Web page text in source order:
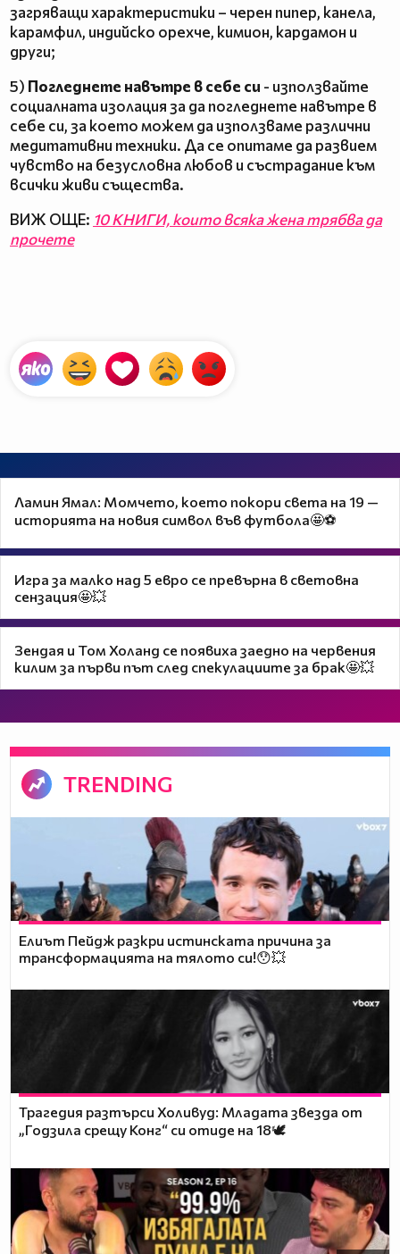
загряващи характеристики – черен пипер, канела,
карамфил, индийско орехче, кимион, кардамон и
други;
5) Погледнете навътре в себе си - използвайте
социалната изолация за да погледнете навътре в
себе си, за което можем да използваме различни
медитативни техники. Да се опитаме да развием
чувство на безусловна любов и състрадание към
всички живи същества.
ВИЖ ОЩЕ: 10 КНИГИ, които всяка жена трябва да
прочете
Ламин Ямал: Момчето, което покори света на 19 —
историята на новия символ във футбола🤩⚽
Игра за малко над 5 евро се превърна в световна
сензация🤩💥
Зендая и Том Холанд се появиха заедно на червения
килим за първи път след спекулациите за брак🤩💥
TRENDING
Елиът Пейдж разкри истинската причина за
трансформацията на тялото си!😯💥
Трагедия разтърси Холивуд: Младата звезда от
„Годзила срещу Конг“ си отиде на 18🕊️